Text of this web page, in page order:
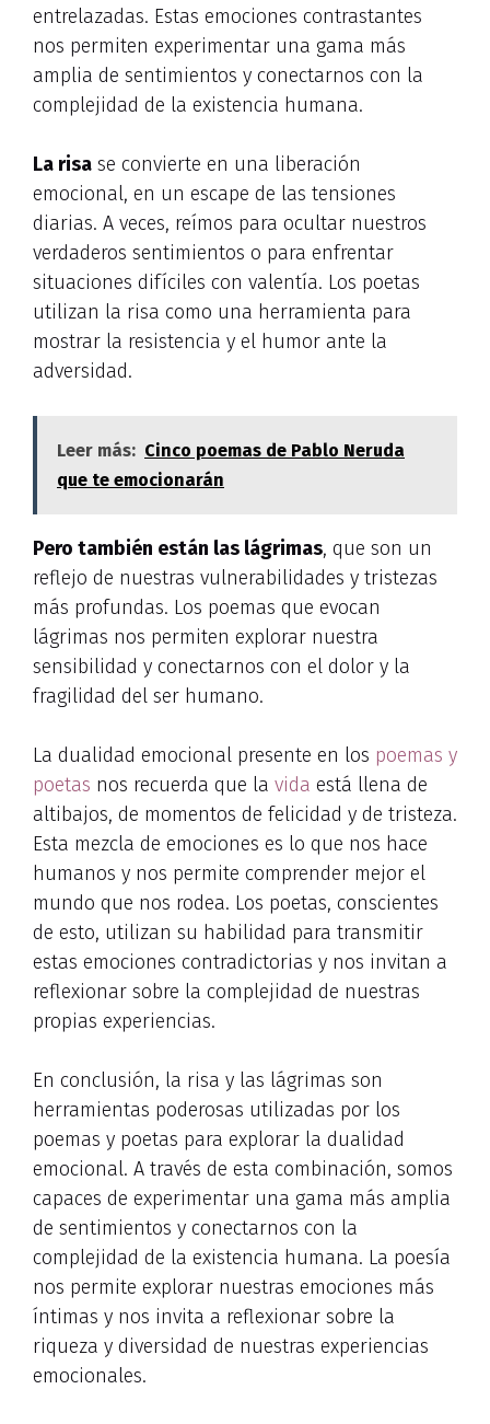
entrelazadas. Estas emociones contrastantes
nos permiten experimentar una gama más
amplia de sentimientos y conectarnos con la
complejidad de la existencia humana.
La risa se convierte en una liberación
emocional, en un escape de las tensiones
diarias. A veces, reímos para ocultar nuestros
verdaderos sentimientos o para enfrentar
situaciones difíciles con valentía. Los poetas
utilizan la risa como una herramienta para
mostrar la resistencia y el humor ante la
adversidad.
Leer más: Cinco poemas de Pablo Neruda
que te emocionarán
Pero también están las lágrimas, que son un
reflejo de nuestras vulnerabilidades y tristezas
más profundas. Los poemas que evocan
lágrimas nos permiten explorar nuestra
sensibilidad y conectarnos con el dolor y la
fragilidad del ser humano.
La dualidad emocional presente en los poemas y
poetas nos recuerda que la vida está llena de
altibajos, de momentos de felicidad y de tristeza.
Esta mezcla de emociones es lo que nos hace
humanos y nos permite comprender mejor el
mundo que nos rodea. Los poetas, conscientes
de esto, utilizan su habilidad para transmitir
estas emociones contradictorias y nos invitan a
reflexionar sobre la complejidad de nuestras
propias experiencias.
En conclusión, la risa y las lágrimas son
herramientas poderosas utilizadas por los
poemas y poetas para explorar la dualidad
emocional. A través de esta combinación, somos
capaces de experimentar una gama más amplia
de sentimientos y conectarnos con la
complejidad de la existencia humana. La poesía
nos permite explorar nuestras emociones más
íntimas y nos invita a reflexionar sobre la
riqueza y diversidad de nuestras experiencias
emocionales.